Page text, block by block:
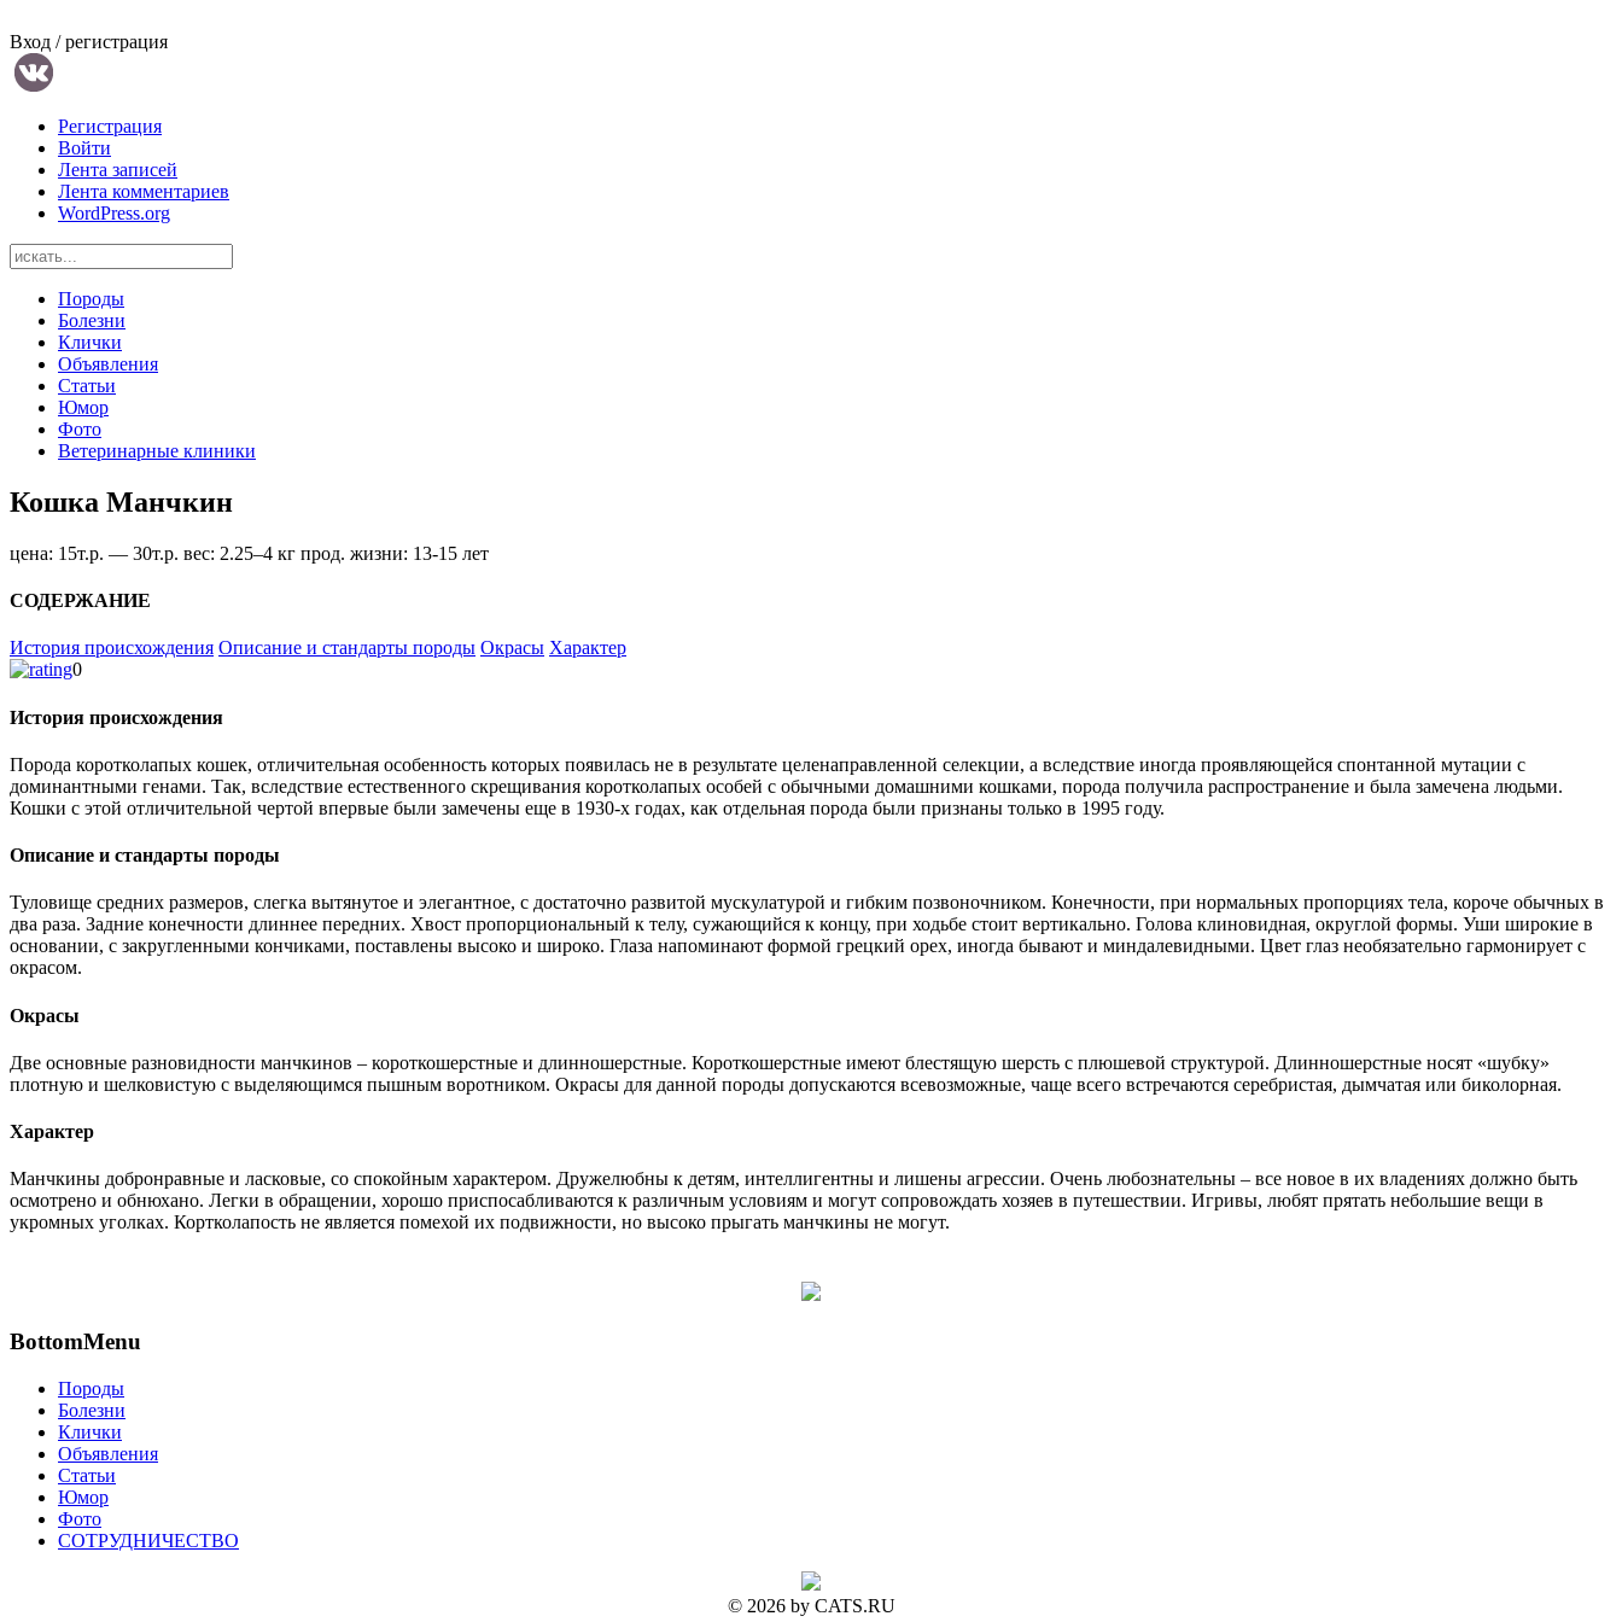
Вход / регистрация
Регистрация
Войти
Лента записей
Лента комментариев
WordPress.org
Породы
Болезни
Клички
Объявления
Статьи
Юмор
Фото
Ветеринарные клиники
Кошка Манчкин
цена: 15т.р. — 30т.р. вес: 2.25–4 кг прод. жизни: 13-15 лет
СОДЕРЖАНИЕ
История происхождения Описание и стандарты породы Окрасы Характер
0
История происхождения
Порода коротколапых кошек, отличительная особенность которых появилась не в результате целенаправленной селекции, а вследствие иногда проявляющейся спонтанной мутации с
доминантными генами. Так, вследствие естественного скрещивания коротколапых особей с обычными домашними кошками, порода получила распространение и была замечена людьми.
Кошки с этой отличительной чертой впервые были замечены еще в 1930-х годах, как отдельная порода были признаны только в 1995 году.
Описание и стандарты породы
Туловище средних размеров, слегка вытянутое и элегантное, с достаточно развитой мускулатурой и гибким позвоночником. Конечности, при нормальных пропорциях тела, короче обычных в
два раза. Задние конечности длиннее передних. Хвост пропорциональный к телу, сужающийся к концу, при ходьбе стоит вертикально. Голова клиновидная, округлой формы. Уши широкие в
основании, с закругленными кончиками, поставлены высоко и широко. Глаза напоминают формой грецкий орех, иногда бывают и миндалевидными. Цвет глаз необязательно гармонирует с
окрасом.
Окрасы
Две основные разновидности манчкинов – короткошерстные и длинношерстные. Короткошерстные имеют блестящую шерсть с плюшевой структурой. Длинношерстные носят «шубку»
плотную и шелковистую с выделяющимся пышным воротником. Окрасы для данной породы допускаются всевозможные, чаще всего встречаются серебристая, дымчатая или биколорная.
Характер
Манчкины добронравные и ласковые, со спокойным характером. Дружелюбны к детям, интеллигентны и лишены агрессии. Очень любознательны – все новое в их владениях должно быть
осмотрено и обнюхано. Легки в обращении, хорошо приспосабливаются к различным условиям и могут сопровождать хозяев в путешествии. Игривы, любят прятать небольшие вещи в
укромных уголках. Кортколапость не является помехой их подвижности, но высоко прыгать манчкины не могут.
BottomMenu
Породы
Болезни
Клички
Объявления
Статьи
Юмор
Фото
СОТРУДНИЧЕСТВО
© 2026 by CATS.RU